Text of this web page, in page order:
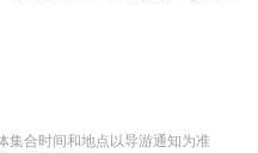
从圜丘坛到祈年殿，沉浸式触
集合时间和地点以导游通知为准